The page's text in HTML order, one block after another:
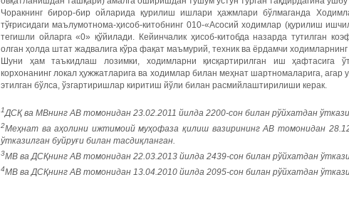
Чоракнинг бирор-бир ойларида қурилиш ишлари ҳажмлари бўлмаганда
тўғрисидаги маълумотнома-ҳисоб-китобнинг 010-«Асосий ходимлар (қурилиш
тегишли ойларга «0» қўйилади. Кейинчалик ҳисоб-китобда назарда тутилган
олган ҳолда штат жадвалига кўра фақат маъмурий, техник ва ёрдамчи
Шуни ҳам таъкидлаш лозимки, ходимларни қисқартирилган иш ҳафтасига
корхонанинг локал ҳужжатларига ва ходимлар билан меҳнат шартномаларига, агар
этилган бўлса, ўзгартиришлар киритиш йўли билан расмийлаштирилиши керак.
1ДСҚ ва МВнинг АВ томонидан 23.02.2011 йилда 2200-сон билан рўйхатдан
2Меҳнат ва аҳолини ижтимоий муҳофаза қилиш вазирининг АВ томонидан
ўтказилган буйруғи билан тасдиқланган.
3МВ ва ДСҚнинг АВ томонидан 22.03.2013 йилда 2439-сон билан рўйхатдан
4МВ ва ДСҚнинг АВ томонидан 13.04.2010 йилда 2095-сон билан рўйхатдан